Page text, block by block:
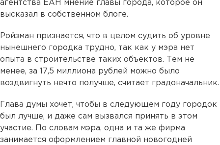
агентства ЕАН мнение главы города, которое он
высказал в собственном блоге.
Ройзман признается, что в целом судить об уровне
нынешнего городка трудно, так как у мэра нет
опыта в строительстве таких объектов. Тем не
менее, за 17,5 миллиона рублей можно было
воздвигнуть нечто получше, считает градоначальник.
Глава думы хочет, чтобы в следующем году городок
был лучше, и даже сам вызвался принять в этом
участие. По словам мэра, одна и та же фирма
занимается оформлением главной новогодней